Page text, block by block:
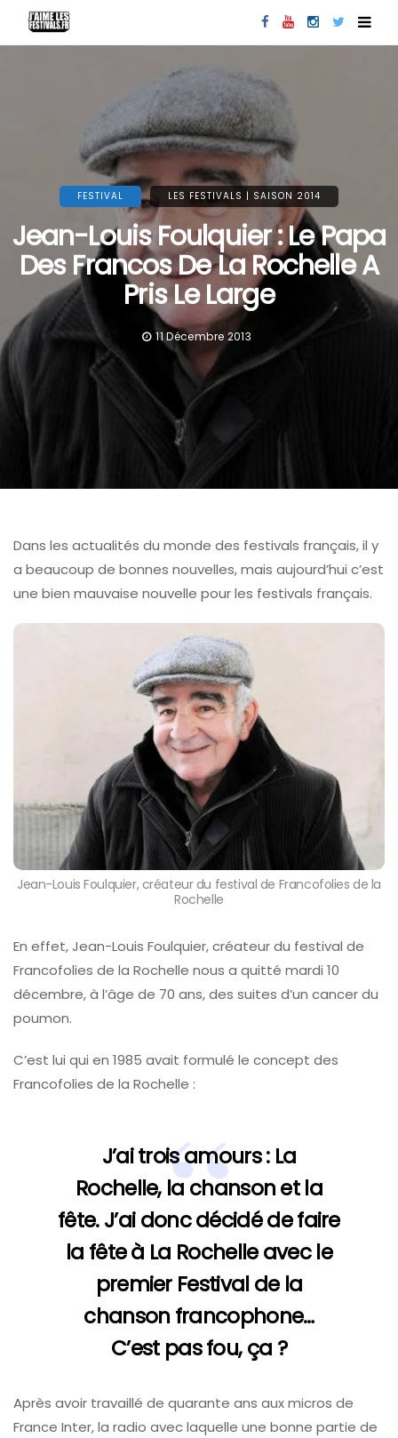
FESTIVAL LES FESTIVALS | SAISON 2014
Jean-Louis Foulquier : Le Papa
Des Francos De La Rochelle A
Pris Le Large
11 Décembre 2013
Dans les actualités du monde des festivals français, il y
a beaucoup de bonnes nouvelles, mais aujourd’hui c’est
une bien mauvaise nouvelle pour les festivals français.
Jean-Louis Foulquier, créateur du festival de Francofolies de la
Rochelle
En effet, Jean-Louis Foulquier, créateur du festival de
Francofolies de la Rochelle nous a quitté mardi 10
décembre, à l’âge de 70 ans, des suites d’un cancer du
poumon.
C’est lui qui en 1985 avait formulé le concept des
Francofolies de la Rochelle :
J’ai trois amours : La
Rochelle, la chanson et la
fête. J’ai donc décidé de faire
la fête à La Rochelle avec le
premier Festival de la
chanson francophone…
C’est pas fou, ça ?
Après avoir travaillé de quarante ans aux micros de
France Inter, la radio avec laquelle une bonne partie de